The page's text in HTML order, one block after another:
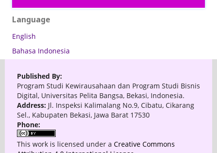
Language
English
Bahasa Indonesia
Published By:
Program Studi Kewirausahaan dan Program Studi Bisnis
Digital, Universitas Pelita Bangsa, Bekasi, Indonesia.
Address: Jl. Inspeksi Kalimalang No.9, Cibatu, Cikarang
Sel., Kabupaten Bekasi, Jawa Barat 17530
Phone:
This work is licensed under a Creative Commons